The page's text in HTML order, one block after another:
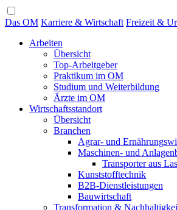
Das OM Karriere & Wirtschaft Freizeit &
Arbeiten
Übersicht
Top-Arbeitgeber
Praktikum im OM
Studium und Weiterbildung
Ärzte im OM
Wirtschaftsstandort
Übersicht
Branchen
Agrar- und
Maschinen- und
Transporter aus
Kunststofftechnik
B2B-Dienstleistungen
Bauwirtschaft
Transformation &